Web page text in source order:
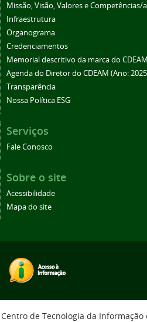
Missão, Visão, Valores e Competências/
Infraestrutura
Organograma
Credenciamentos
Memorial descritivo da marca do CDEAM
Agenda do Diretor do CDEAM (Ano:
Transparência
Nossa Política ESG
Serviços
Fale Conosco
Sobre o site
Acessibilidade
Mapa do site
Centro de Tecnologia da Informação